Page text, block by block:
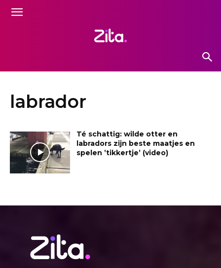
labrador
Té schattig: wilde otter en
labradors zijn beste maatjes en
spelen ’tikkertje’ (video)